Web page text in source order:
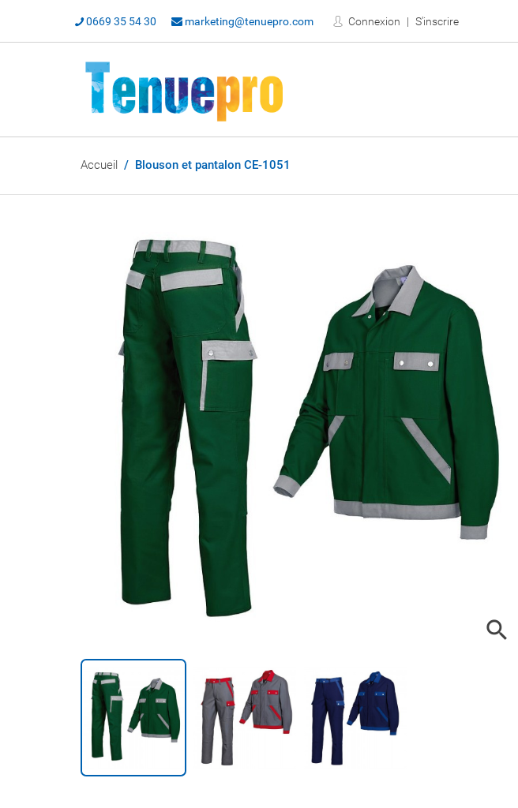
0669 35 54 30 marketing@tenuepro.com Connexion S'inscrire
Accueil Blouson et pantalon CE-1051
